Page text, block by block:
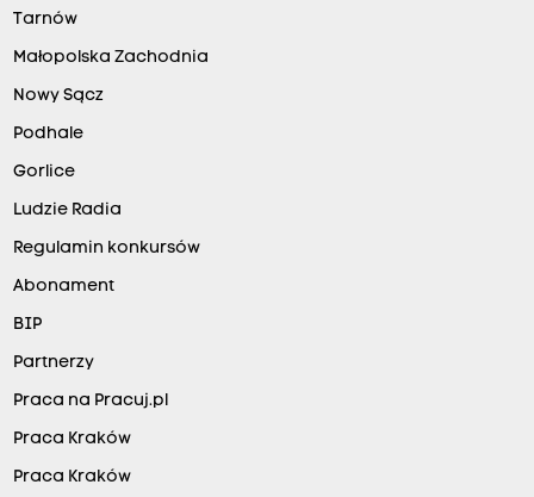
Tarnów
Małopolska Zachodnia
Nowy Sącz
Podhale
Gorlice
Ludzie Radia
Regulamin konkursów
Abonament
BIP
Partnerzy
Praca na Pracuj.pl
Praca Kraków
Praca Kraków